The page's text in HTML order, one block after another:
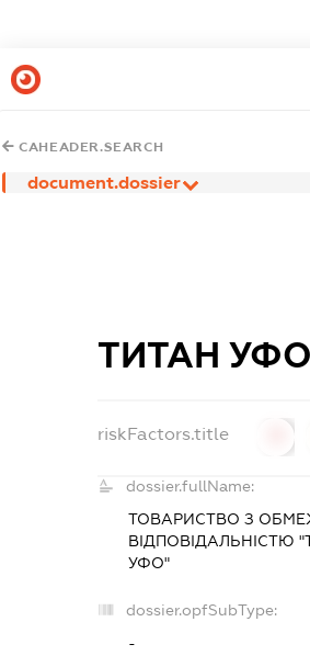
CAHEADER.SEARCH
document.dossier
ТИТАН УФО
riskFactors.title
dossier.fullName:
ТОВАРИСТВО З
ВІДПОВІДАЛЬНІСТЮ
УФО"
dossier.opfSubType:
-